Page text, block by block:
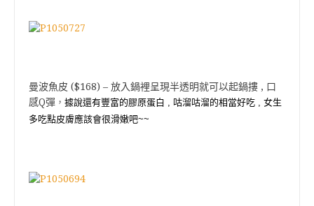
曼波魚皮 ($168) – 放入鍋裡呈現半透明就可以起鍋摟 , 口
感Q彈 ， 據說還有豐富的膠原蛋白 , 咕溜咕溜的相當好吃 , 女生
多吃點皮膚應該會很滑嫩吧~~